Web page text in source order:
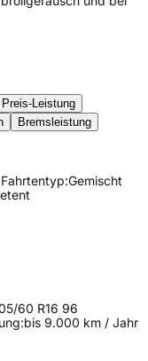
Preis-Leistung
Bremsleistung
Fahrtentyp:Gemischt
60 R16 96
bis 9.000 km / Jahr